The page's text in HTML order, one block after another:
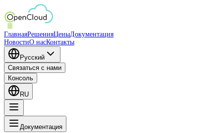
ГлавнаяРешенияЦеныДокументация
НовостиО насКонтакты
Русский
Связаться с нами
Консоль
RU
Документация